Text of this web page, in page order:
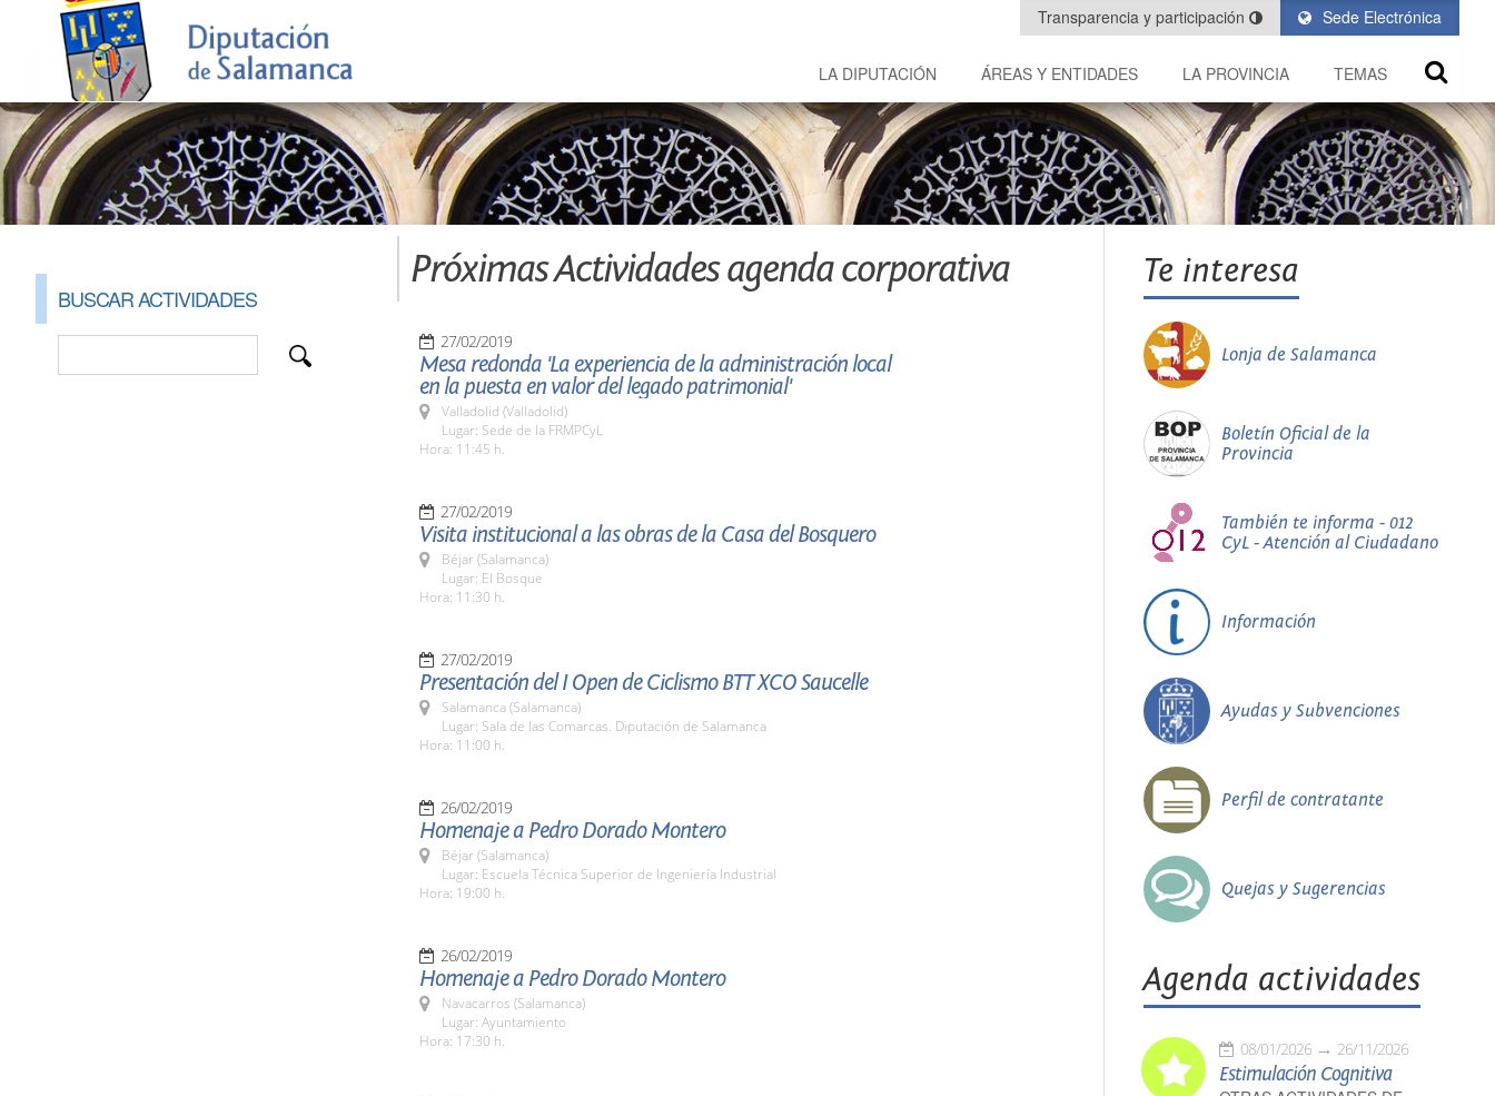
Sede Electrónica
Transparencia y participación
LA DIPUTACIÓN ÁREAS Y ENTIDADES LA PROVINCIA TEMAS
BUSCAR ACTIVIDADES
Próximas Actividades agenda corporativa
27/02/2019
Mesa redonda 'La experiencia de la administración local
en la puesta en valor del legado patrimonial'
Valladolid (Valladolid)
Lugar: Sede de la FRMPCyL
Hora: 11:45 h.
27/02/2019
Visita institucional a las obras de la Casa del Bosquero
Béjar (Salamanca)
Lugar: El Bosque
Hora: 11:30 h.
27/02/2019
Presentación del I Open de Ciclismo BTT XCO Saucelle
Salamanca (Salamanca)
Lugar: Sala de las Comarcas. Diputación de Salamanca
Hora: 11:00 h.
26/02/2019
Homenaje a Pedro Dorado Montero
Béjar (Salamanca)
Lugar: Escuela Técnica Superior de Ingeniería Industrial
Hora: 19:00 h.
26/02/2019
Homenaje a Pedro Dorado Montero
Navacarros (Salamanca)
Lugar: Ayuntamiento
Hora: 17:30 h.
Te interesa
Lonja de Salamanca
Boletín Oficial de la
Provincia
También te informa - 012
CyL - Atención al Ciudadano
Información
Ayudas y Subvenciones
Perfil de contratante
Quejas y Sugerencias
Agenda actividades
08/01/2026 26/11/2026
Estimulación Cognitiva